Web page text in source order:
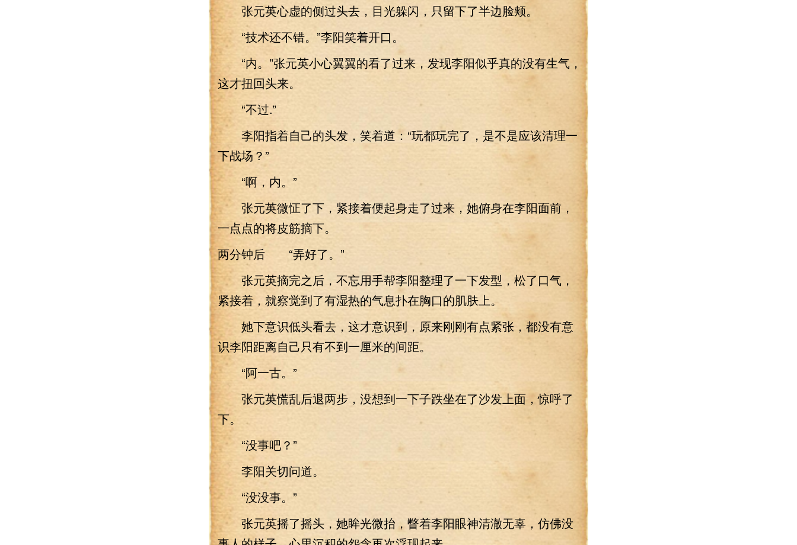
张元英心虚的侧过头去，目光躲闪，只留下了半边脸颊。
“技术还不错。”李阳笑着开口。
“内。”张元英小心翼翼的看了过来，发现李阳似乎真的没有生气，
这才扭回头来。
“不过.”
李阳指着自己的头发，笑着道：“玩都玩完了，是不是应该清理一
下战场？”
“啊，内。”
张元英微怔了下，紧接着便起身走了过来，她俯身在李阳面前，
一点点的将皮筋摘下。
两分钟后 “弄好了。”
张元英摘完之后，不忘用手帮李阳整理了一下发型，松了口气，
紧接着，就察觉到了有湿热的气息扑在胸口的肌肤上。
她下意识低头看去，这才意识到，原来刚刚有点紧张，都没有意
识李阳距离自己只有不到一厘米的间距。
“阿一古。”
张元英慌乱后退两步，没想到一下子跌坐在了沙发上面，惊呼了
下。
“没事吧？”
李阳关切问道。
“没没事。”
张元英摇了摇头，她眸光微抬，瞥着李阳眼神清澈无辜，仿佛没